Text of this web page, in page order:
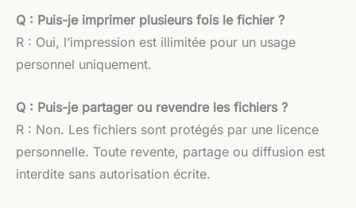
Q : Puis-je imprimer plusieurs fois le fichier ?
R : Oui, l’impression est illimitée pour un usage
personnel uniquement.
Q : Puis-je partager ou revendre les fichiers ?
R : Non. Les fichiers sont protégés par une licence
personnelle. Toute revente, partage ou diffusion est
interdite sans autorisation écrite.